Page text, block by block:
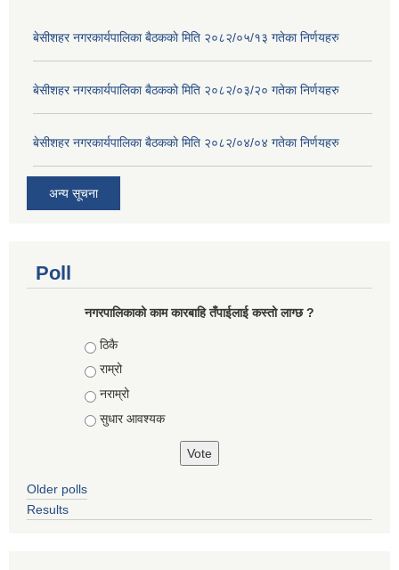
बे‍‍सीशहर नगरकार्यपालिका बैठककाे मिति २०८२/०५/१३ गतेका निर्णयहरु
बे‍‍सीशहर नगरकार्यपालिका बैठककाे मिति २०८२/०३/२० गतेका निर्णयहरु
बे‍‍सीशहर नगरकार्यपालिका बैठककाे मिति २०८२/०४/०४ गतेका निर्णयहरु
अन्य सूचना
Poll
नगरपालिकाको काम कारबाहि तँपाईलाई कस्तो लाग्छ ?
Choices
ठिकै
राम्रो
नराम्रो
सुधार आवश्यक
Older polls
Results